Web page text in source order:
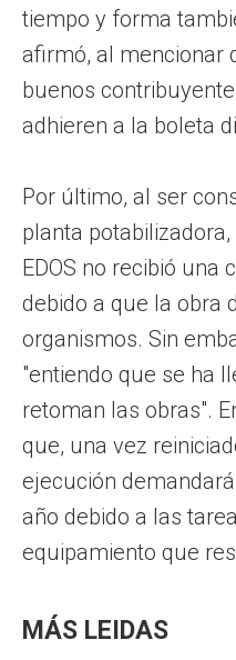
tiempo y forma
afirmó, al mencionar
buenos
adhieren a la boleta
Por último, al ser
planta
EDOS no recibió una
debido a que la obra
organismos. Sin
"entiendo que se ha
retoman las obras".
que, una vez
ejecución
año debido a las
equipamiento que
MÁS LEIDAS